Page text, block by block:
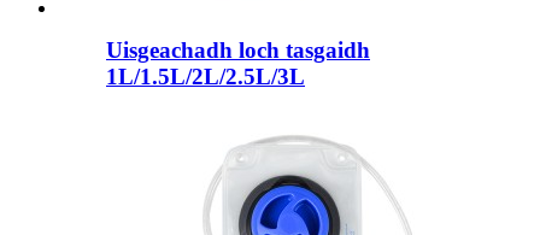
Uisgeachadh loch tasgaidh
1L/1.5L/2L/2.5L/3L